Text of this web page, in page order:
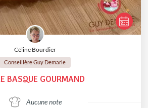
Céline Bourdier
Conseillère Guy Demarle
BASQUE GOURMAND
Aucune note